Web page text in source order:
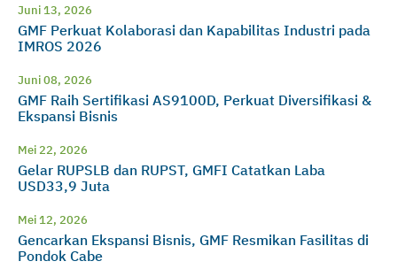
Juni 13, 2026
GMF Perkuat Kolaborasi dan Kapabilitas Industri pada
IMROS 2026
Juni 08, 2026
GMF Raih Sertifikasi AS9100D, Perkuat Diversifikasi &
Ekspansi Bisnis
Mei 22, 2026
Gelar RUPSLB dan RUPST, GMFI Catatkan Laba
USD33,9 Juta
Mei 12, 2026
Gencarkan Ekspansi Bisnis, GMF Resmikan Fasilitas di
Pondok Cabe